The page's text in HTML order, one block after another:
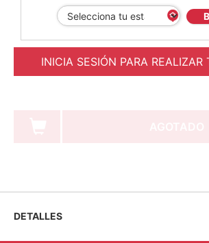
INICIA SESIÓN PARA REALIZAR
DETALLES